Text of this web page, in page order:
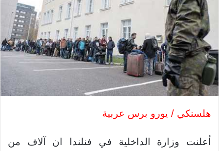
هلسنكي / يورو برس عربية
أعلنت وزارة الداخلية في فنلندا ان آلاف من